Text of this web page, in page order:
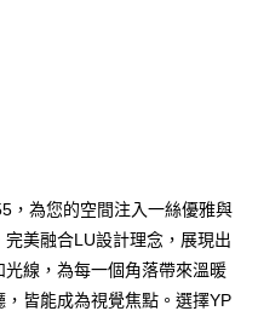
，為您的空間注入一絲優雅與
美融合LU設計理念，展現出
線，為每一個角落帶來溫暖
皆能成為視覺焦點。選擇YP